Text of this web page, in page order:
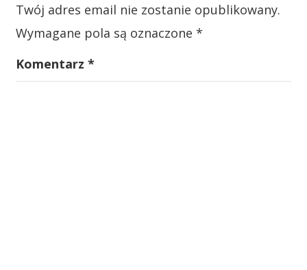
p
i
s
u
Twój adres email nie zostanie opublikowany.
Wymagane pola są oznaczone *
Komentarz *